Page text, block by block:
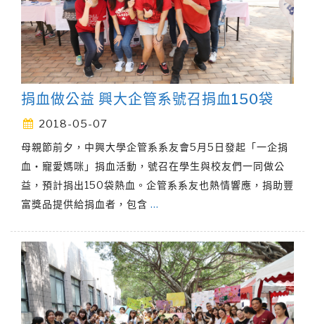
捐血做公益 興大企管系號召捐血150袋
2018-05-07
母親節前夕，中興大學企管系系友會5月5日發起「一企捐
血‧寵愛媽咪」捐血活動，號召在學生與校友們一同做公
益，預計捐出150袋熱血。企管系系友也熱情響應，捐助豐
富獎品提供給捐血者，包含 …